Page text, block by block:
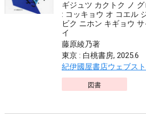
ギジュツ カクトク ノ
: コッキョウ オ コエル
ビク ニホン キギョウ
イ
藤原綾乃著
東京 : 白桃書房, 2025.6
紀伊國屋書店ウェブス
図書